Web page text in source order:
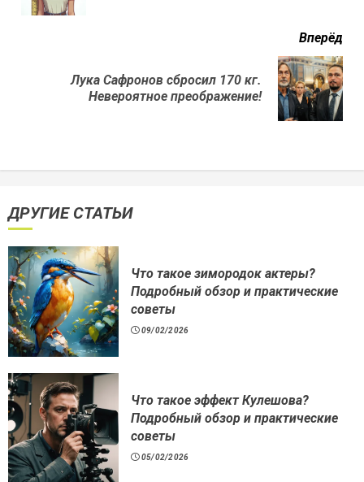
Вперёд
Лука Сафронов сбросил 170 кг.
Невероятное преображение!
ДРУГИЕ СТАТЬИ
Что такое зимородок актеры?
Подробный обзор и практические
советы
09/02/2026
Что такое эффект Кулешова?
Подробный обзор и практические
советы
05/02/2026